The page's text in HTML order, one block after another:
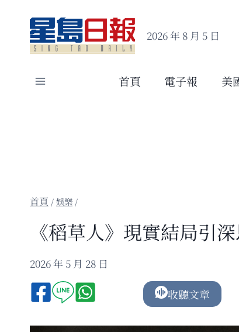
content
2026 年 8 月 5 日
首頁 電子報 美
/娛樂 /
《稻草人》現實結局引
2026 年 5 月 28 日
收聽文章